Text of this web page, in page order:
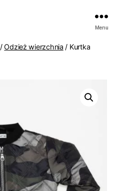
Menu
/Odzież wierzchnia / Kurtka